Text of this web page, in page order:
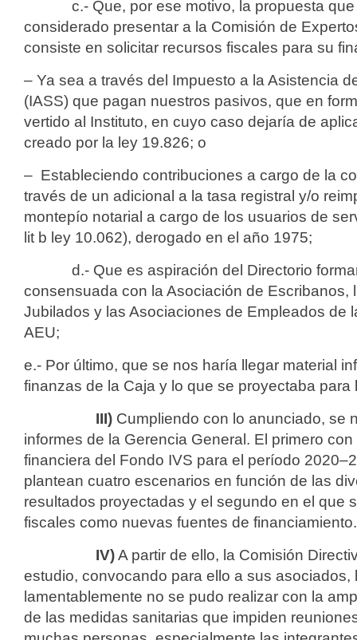
c.- Que, por ese motivo, la propuesta que
considerado presentar a la Comisión de
consiste en solicitar recursos fiscales para su
– Ya sea a través del Impuesto a la Asistencia
(IASS) que pagan nuestros pasivos, que en
vertido al Instituto, en cuyo caso dejaría de
creado por la ley 19.826; o
– Estableciendo contribuciones a cargo de la
través de un adicional a la tasa registral y/o
montepío notarial a cargo de los usuarios de
lit b ley 10.062), derogado en el año 1975;
d.- Que es aspiración del Directorio formar
consensuada con la Asociación de Escribanos,
Jubilados y las Asociaciones de Empleados de
AEU;
e.- Por último, que se nos haría llegar material
finanzas de la Caja y lo que se proyectaba para
III) Cumpliendo con lo anunciado, se
informes de la Gerencia General. El primero
financiera del Fondo IVS para el período
plantean cuatro escenarios en función de las
resultados proyectadas y el segundo en el que
fiscales como nuevas fuentes de financiamiento.
IV)A partir de ello, la Comisión
estudio, convocando para ello a sus asociados,
lamentablemente no se pudo realizar con la
de las medidas sanitarias que impiden